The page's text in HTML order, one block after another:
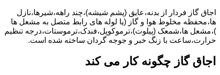
اجاق گاز فردار از بدنه،عایق (پشم شیشه)،چند راهه،شیرها،نازل
ها،محفظه مخلوط هوا و گاز (یا لوله های رابط متصل به مشعل ها
)،مشعل ها،شمعک (پیلوت)،ترموکوپل،فندک،ترموستات،درجه تنظیم
حرارت،ساعت با زنگ خبر و جوجه گردان ساخته شده است.
اجاق گاز چگونه کار می کند